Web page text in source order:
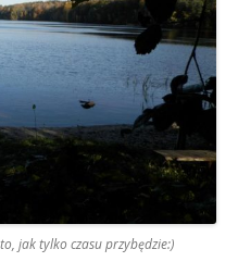
jak tylko czasu przybędzie:)